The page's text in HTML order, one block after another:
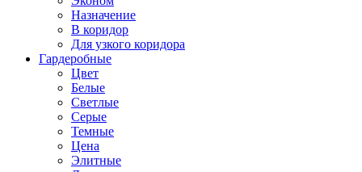
Назначение
В коридор
Для узкого коридора
Гардеробные
Цвет
Белые
Светлые
Серые
Темные
Цена
Элитные